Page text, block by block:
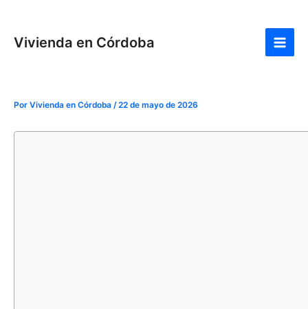
contenido
Vivienda en Córdoba
Por Vivienda en Córdoba /22 de mayo de 2026
entradas